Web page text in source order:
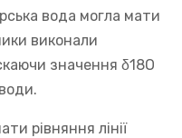
вода могла мати
виконали
значення δ18O
рівняння лінії